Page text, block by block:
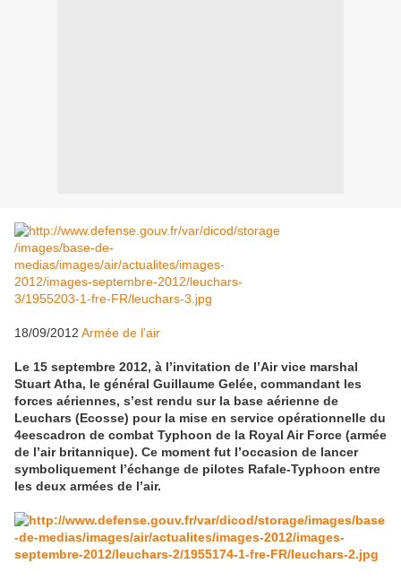
18/09/2012 Armée de l'air
Le 15 septembre 2012, à l’invitation de l’Air vice marshal
Stuart Atha, le général Guillaume Gelée, commandant les
forces aériennes, s’est rendu sur la base aérienne de
Leuchars (Ecosse) pour la mise en service opérationnelle du
4eescadron de combat Typhoon de la Royal Air Force (armée
de l’air britannique). Ce moment fut l’occasion de lancer
symboliquement l’échange de pilotes Rafale-Typhoon entre
les deux armées de l’air.